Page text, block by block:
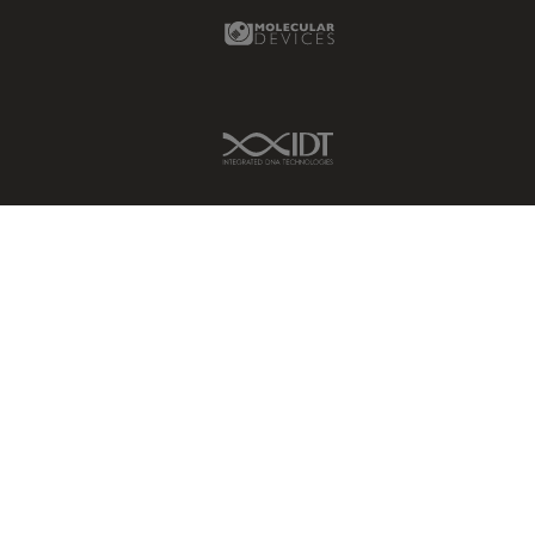
Molecular Devices Link
IDT Link